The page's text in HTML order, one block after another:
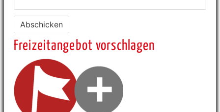
Freizeitangebot vorschlagen